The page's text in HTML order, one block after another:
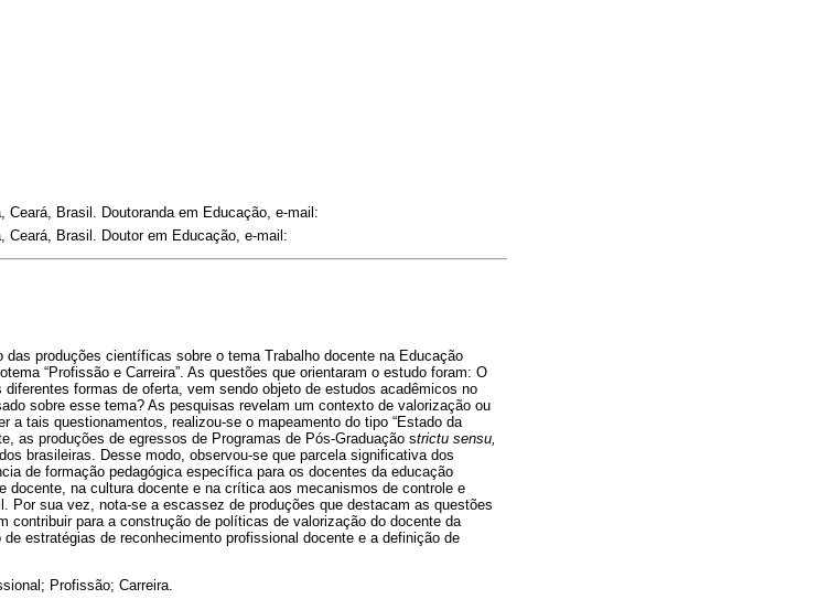
Ceará, Brasil. Doutoranda em Educação, e-mail:
Ceará, Brasil. Doutor em Educação, e-mail:
produções científicas sobre o tema Trabalho docente na Educação
“Profissão e Carreira”. As questões que orientaram o estudo foram: O
formas de oferta, vem sendo objeto de estudos acadêmicos no
sobre esse tema? As pesquisas revelam um contexto de valorização ou
a tais questionamentos, realizou-se o mapeamento do tipo “Estado da
as produções de egressos de Programas de Pós-Graduação strictu sensu,
brasileiras. Desse modo, observou-se que parcela significativa dos
de formação pedagógica específica para os docentes da educação
docente, na cultura docente e na crítica aos mecanismos de controle e
Por sua vez, nota-se a escassez de produções que destacam as questões
contribuir para a construção de políticas de valorização do docente da
estratégias de reconhecimento profissional docente e a definição de
Profissão; Carreira.